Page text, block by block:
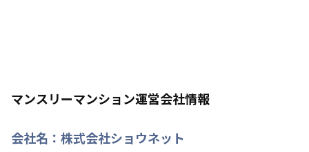
マンスリーマンション運営会社情報
会社名： 株式会社ショウネット